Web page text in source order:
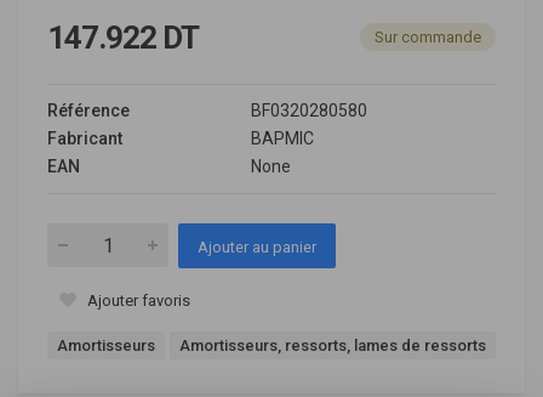
147.922 DT Sur commande
Référence
BF0320280580
Fabricant
BAPMIC
EAN
None
Ajouter au panier
Ajouter favoris
Amortisseurs Amortisseurs, ressorts, lames de ressorts